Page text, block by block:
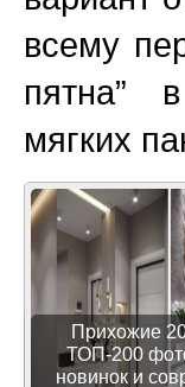
всему
пятна”
мягких
Прихожие
ТОП-200
новинок и